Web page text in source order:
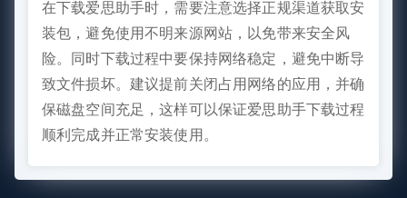
在下载爱思助手时，需要注意选择正规渠道获取安
装包，避免使用不明来源网站，以免带来安全风
险。同时下载过程中要保持网络稳定，避免中断导
致文件损坏。建议提前关闭占用网络的应用，并确
保磁盘空间充足，这样可以保证爱思助手下载过程
顺利完成并正常安装使用。